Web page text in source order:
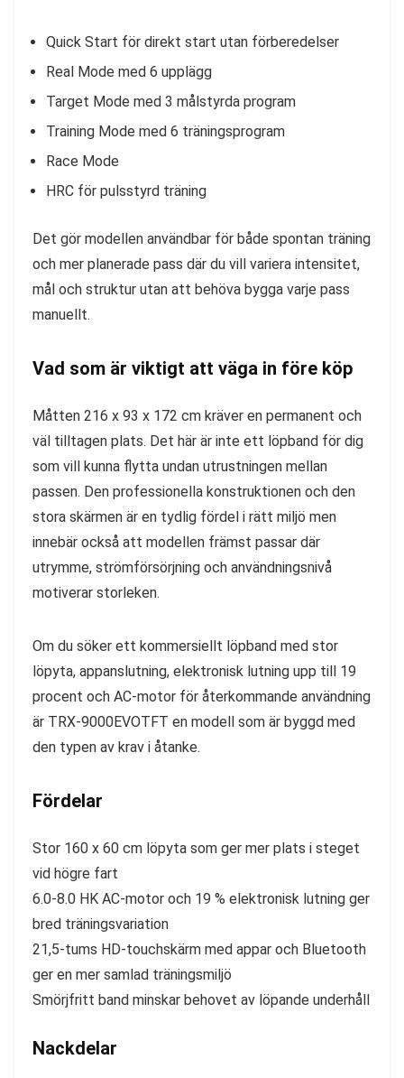
Quick Start för direkt start utan förberedelser
Real Mode med 6 upplägg
Target Mode med 3 målstyrda program
Training Mode med 6 träningsprogram
Race Mode
HRC för pulsstyrd träning
Det gör modellen användbar för både spontan träning
och mer planerade pass där du vill variera intensitet,
mål och struktur utan att behöva bygga varje pass
manuellt.
Vad som är viktigt att väga in före köp
Måtten 216 x 93 x 172 cm kräver en permanent och
väl tilltagen plats. Det här är inte ett löpband för dig
som vill kunna flytta undan utrustningen mellan
passen. Den professionella konstruktionen och den
stora skärmen är en tydlig fördel i rätt miljö men
innebär också att modellen främst passar där
utrymme, strömförsörjning och användningsnivå
motiverar storleken.
Om du söker ett kommersiellt löpband med stor
löpyta, appanslutning, elektronisk lutning upp till 19
procent och AC-motor för återkommande användning
är TRX-9000EVOTFT en modell som är byggd med
den typen av krav i åtanke.
Fördelar
Stor 160 x 60 cm löpyta som ger mer plats i steget
vid högre fart
6.0-8.0 HK AC-motor och 19 % elektronisk lutning ger
bred träningsvariation
21,5-tums HD-touchskärm med appar och Bluetooth
ger en mer samlad träningsmiljö
Smörjfritt band minskar behovet av löpande underhåll
Nackdelar